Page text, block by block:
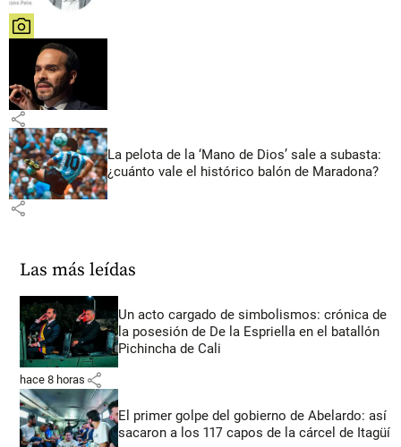
share
share
La pelota de la ‘Mano de Dios’ sale a subasta:
¿cuánto vale el histórico balón de Maradona?
share
Las más leídas
Un acto cargado de simbolismos: crónica de
la posesión de De la Espriella en el batallón
Pichincha de Cali
hace 8 horas share
El primer golpe del gobierno de Abelardo: así
sacaron a los 117 capos de la cárcel de Itagüí